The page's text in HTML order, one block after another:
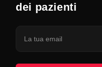
dei pazienti